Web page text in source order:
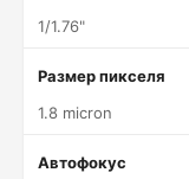
1/1.76"
Размер пикселя
1.8 micron
Автофокус